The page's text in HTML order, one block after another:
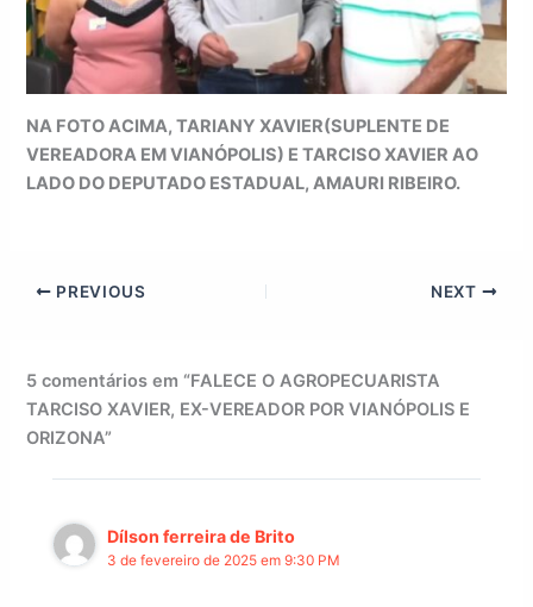
NA FOTO ACIMA, TARIANY XAVIER(SUPLENTE DE
VEREADORA EM VIANÓPOLIS) E TARCISO XAVIER AO
LADO DO DEPUTADO ESTADUAL, AMAURI RIBEIRO.
PREVIOUS NEXT
5 comentários em “FALECE O AGROPECUARISTA
TARCISO XAVIER, EX-VEREADOR POR VIANÓPOLIS E
ORIZONA”
Dílson ferreira de Brito
3 de fevereiro de 2025 em 9:30 PM